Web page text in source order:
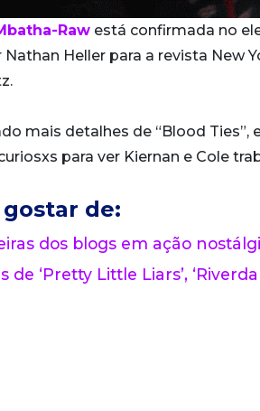
Raw está confirmada no
Heller para a revista New
mais detalhes de “Blood Ties”,
para ver Kiernan e Cole
de:
dos blogs em ação
‘Pretty Little Liars’,